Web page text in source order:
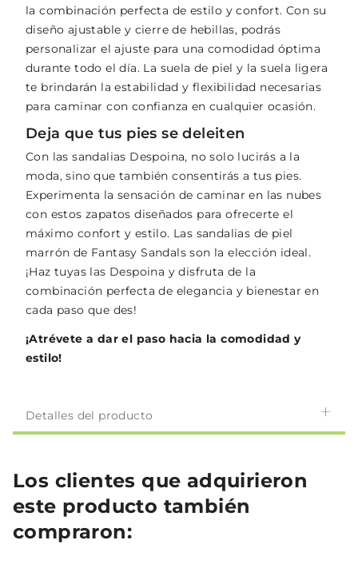
la combinación perfecta de estilo y confort. Con su
diseño ajustable y cierre de hebillas, podrás
personalizar el ajuste para una comodidad óptima
durante todo el día. La suela de piel y la suela ligera
te brindarán la estabilidad y flexibilidad necesarias
para caminar con confianza en cualquier ocasión.
Deja que tus pies se deleiten
Con las sandalias Despoina, no solo lucirás a la
moda, sino que también consentirás a tus pies.
Experimenta la sensación de caminar en las nubes
con estos zapatos diseñados para ofrecerte el
máximo confort y estilo. Las sandalias de piel
marrón de Fantasy Sandals son la elección ideal.
¡Haz tuyas las Despoina y disfruta de la
combinación perfecta de elegancia y bienestar en
cada paso que des!
¡Atrévete a dar el paso hacia la comodidad y
estilo!
Detalles del producto
Los clientes que adquirieron
este producto también
compraron: